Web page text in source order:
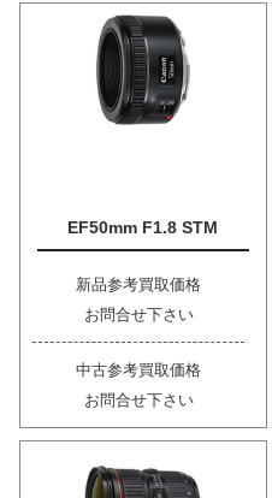
EF50mm F1.8 STM
新品参考買取価格
お問合せ下さい
中古参考買取価格
お問合せ下さい